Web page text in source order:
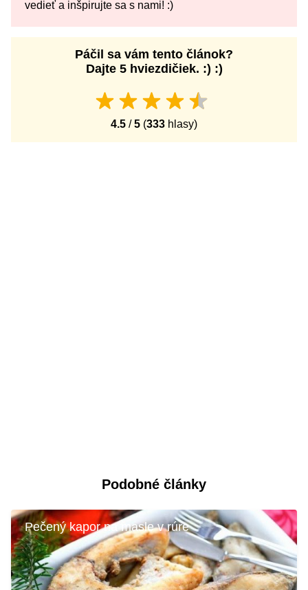
vedieť a inšpirujte sa s nami! :)
Páčil sa vám tento článok?
Dajte 5 hviezdičiek. :) :)
4.5 /5 (333 hlasy)
Podobné články
Pečený kapor na masle v rúre